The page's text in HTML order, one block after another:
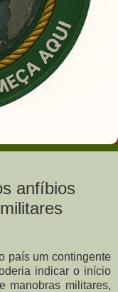
anfíbios
país um contingente
indicar o início
manobras militares,